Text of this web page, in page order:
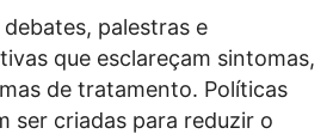
palestras e
que esclareçam sintomas,
de tratamento. Políticas
ser criadas para reduzir o